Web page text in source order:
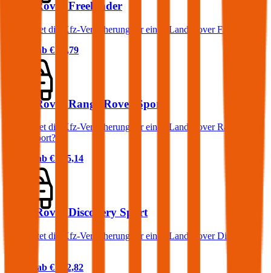
Land Rover Freelander
Was kostet die Kfz-Versicherung für einen Land Rover Freelander?
Prämie ab € 84,79
Land Rover Range Rover Sport
Was kostet die Kfz-Versicherung für einen Land Rover Range
Rover Sport?
Prämie ab € 145,14
Land Rover Discovery Sport
Was kostet die Kfz-Versicherung für einen Land Rover Discovery
Prämie ab € 122,82